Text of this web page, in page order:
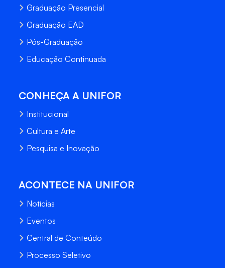
Graduação Presencial
Graduação EAD
Pós-Graduação
Educação Continuada
CONHEÇA A UNIFOR
Institucional
Cultura e Arte
Pesquisa e Inovação
ACONTECE NA UNIFOR
Notícias
Eventos
Central de Conteúdo
Processo Seletivo